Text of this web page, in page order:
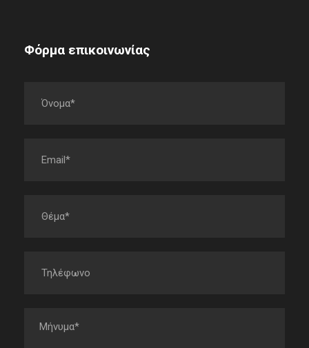
Φόρμα επικοινωνίας